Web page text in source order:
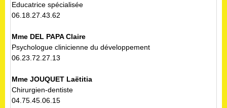
Educatrice spécialisée
06.18.27.43.62
Mme DEL PAPA Claire
Psychologue clinicienne du développement
06.23.72.27.13
Mme JOUQUET Laëtitia
Chirurgien-dentiste
04.75.45.06.15